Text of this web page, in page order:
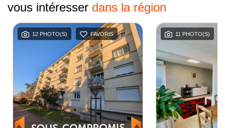
vous intéresser dans la région
12 PHOTO(S) FAVORIS 11 PHOTO(S)